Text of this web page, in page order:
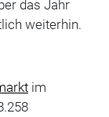
das Jahr
weiterhin.
im